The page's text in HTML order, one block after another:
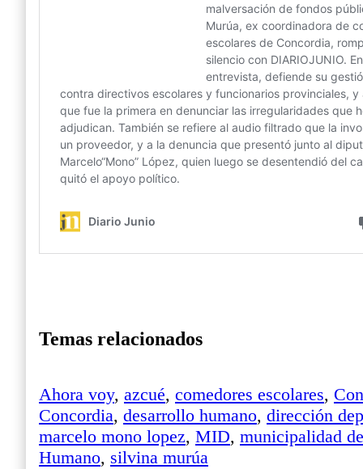
Temas relacionados
Ahora voy, azcué, comedores escolares,
Concordia, desarrollo humano, dirección
marcelo mono lopez, MID, municipalidad
Humano, silvina murúa